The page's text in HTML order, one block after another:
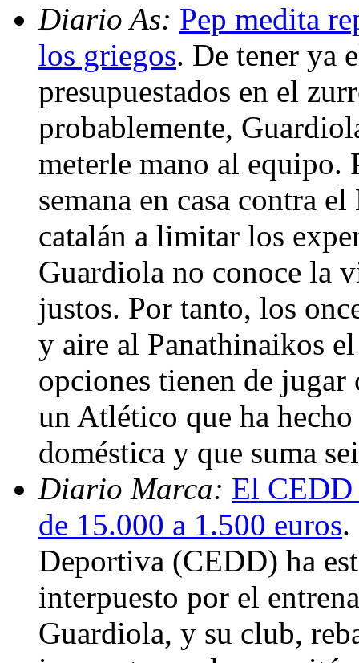
Diario As: Pep medita
los griegos. De tener ya
presupuestados en el
probablemente,
meterle mano al equipo.
semana en casa contra
catalán a limitar los
Guardiola no conoce la
justos. Por tanto, los
y aire al Panathinaikos
opciones tienen de
un Atlético que ha
doméstica y que suma
Diario Marca: El CEDD
de 15.000 a 1.500 euros.
Deportiva (CEDD) ha
interpuesto por el
Guardiola, y su club,